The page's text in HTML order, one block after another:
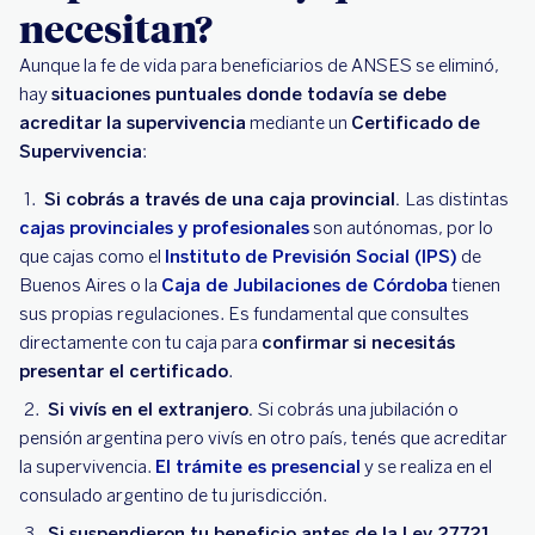
necesitan?
Aunque la fe de vida para beneficiarios de ANSES se eliminó,
haysituaciones puntuales donde todavía se debe
acreditar la supervivencia mediante un Certificado de
Supervivencia:
Si cobrás a través de una caja provincial. Las distintas
cajas provinciales y profesionalesson autónomas, por lo
que cajas como el Instituto de Previsión Social (IPS) de
Buenos Aires o la Caja de Jubilaciones de Córdoba tienen
sus propias regulaciones. Es fundamental que consultes
directamente con tu caja para confirmar si necesitás
presentar el certificado.
Si vivís en el extranjero. Si cobrás una jubilación o
pensión argentina pero vivís en otro país, tenés que acreditar
la supervivencia. El trámite es presencial y se realiza en el
consulado argentino de tu jurisdicción.